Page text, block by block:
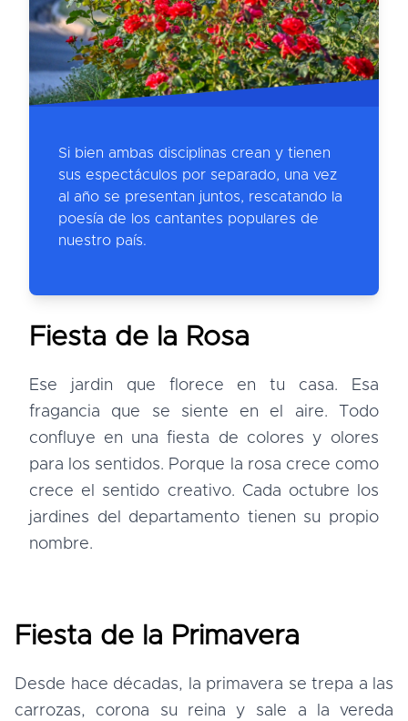
Si bien ambas disciplinas crean y tienen
sus espectáculos por separado, una vez
al año se presentan juntos, rescatando la
poesía de los cantantes populares de
nuestro país.
Fiesta de la Rosa
Ese jardin que florece en tu casa. Esa
fragancia que se siente en el aire. Todo
confluye en una fiesta de colores y olores
para los sentidos. Porque la rosa crece como
crece el sentido creativo. Cada octubre los
jardines del departamento tienen su propio
nombre.
Fiesta de la Primavera
Desde hace décadas, la primavera se trepa a las
carrozas, corona su reina y sale a la vereda